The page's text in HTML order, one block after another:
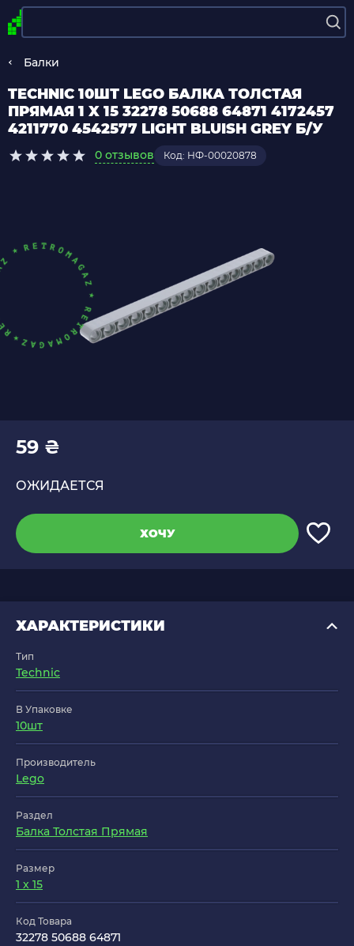
Балки
TECHNIC 10ШТ LEGO БАЛКА ТОЛСТАЯ
ПРЯМАЯ 1 X 15 32278 50688 64871 4172457
4211770 4542577 LIGHT BLUISH GREY Б/У
0 отзывов Код: НФ-00020878
59 ₴
ОЖИДАЕТСЯ
ХОЧУ
ХАРАКТЕРИСТИКИ
Тип
Technic
В Упаковке
10шт
Производитель
Lego
Раздел
Балка Толстая Прямая
Размер
1 x 15
Код Товара
32278 50688 64871